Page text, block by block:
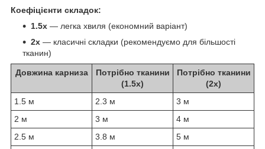
Коефіцієнти складок:
1.5x — легка хвиля (економний варіант)
2x — класичні складки (рекомендуємо для більшості
тканин)
Довжина карниза
Потрібно тканини
(1.5x)
Потрібно тканини
(2x)
1.5 м
2.3 м
3 м
2 м
3 м
4 м
2.5 м
3.8 м
5 м